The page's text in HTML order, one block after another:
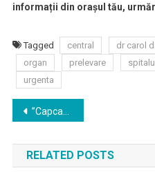
informații din orașul tău,
Tagged central dr carol
organ
prelevare spitalul
urgenta
Navigare
în
articole
”Capcana pentru un barbat casatorit”- Vineri, 3 aprilie, ora 19:00 la Teatrul Elisabeta
RELATED POSTS